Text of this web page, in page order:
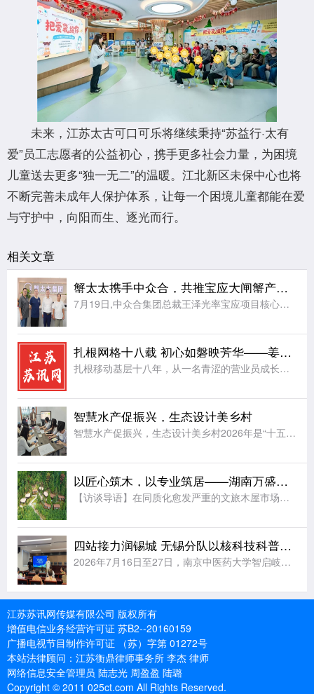
未来，江苏太古可口可乐将继续秉持“苏益行·太有
爱”员工志愿者的公益初心，携手更多社会力量，为困境
儿童送去更多“独一无二”的温暖。江北新区未保中心也将
不断完善未成年人保护体系，让每一个困境儿童都能在爱
与守护中，向阳而生、逐光而行。
相关文章
蟹太太携手中众合，共推宝应大闸蟹产业升级
7月19日,中众合集团总裁王泽光率宝应项目核心团队,赴蟹太太集团总部考察交流。蟹太太集团董事长姚远、供应链负责人桂玉成接待座谈。双方重点洽谈了品牌入驻、定点采购、供应链共建、品牌授权赋能等合作事宜,最
扎根网格十八载 初心如磐映芳华——姜堰分公司罗塘网格卞成凤
扎根移动基层十八年，从一名青涩的营业员成长为独当一面的网格长，姜堰分公司罗塘网格卞成凤同志，岗位在变、身份在变，但“把网格当家，把群众当亲人”的誓言始终未变。她的三个故事，折射出一名基层移动党员的初心
智慧水产促振兴，生态设计美乡村
智慧水产促振兴，生态设计美乡村2026年是“十五五”规划起步之年，为助推农业现代化发展，落实乡村振兴相关工作要求，上海杉达学院工程学院实践团奔赴常州金坛水产养殖片区开展暑期社会实践。团队走出校园课堂，
以匠心筑木，以专业筑居——湖南万盛旅游的品质信条与行业坚守
【访谈导语】在同质化愈发严重的文旅木屋市场中，低价劣质拼装木屋充斥行业，不少木屋厂家以缩减工艺、简化防腐流程换取短期利润，导致大量民宿木屋使用三五年便出现变形、漏水、腐朽问题，不仅损害了游客的居住体验
四站接力润锡城 无锡分队以核科技科普赓续“两弹一星”精神
2026年7月16日至27日，南京中医药大学智启岐黄志愿团无锡分队先后走进斗山花苑社区、港下城市书房、静慧养老服务中心和梅园社区，开展4场志愿服务，累计服务240+人次，志愿服务24+小时。无锡系列实
江苏苏讯网传媒有限公司 版权所有
增值电信业务经营许可证 苏B2--20160159
广播电视节目制作许可证 （苏）字第 01272号
本站法律顾问：江苏衡鼎律师事务所 李杰 律师
网络信息安全管理员 陆志光 周盈盈 陆璐
Copyright © 2011 025ct.com All Rights Reserved.